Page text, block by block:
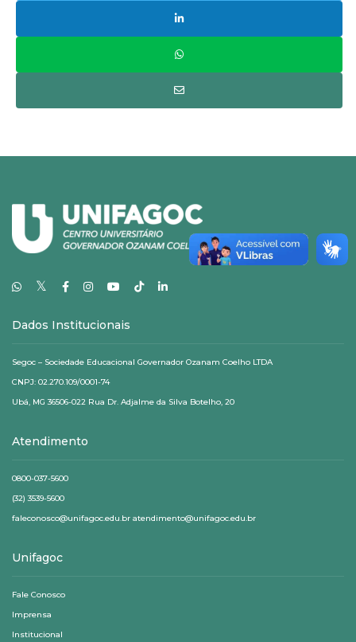
𝕏
Dados Institucionais
Segoc – Sociedade Educacional Governador Ozanam Coelho LTDA
CNPJ: 02.270.109/0001-74
Ubá, MG 36506-022 Rua Dr. Adjalme da Silva Botelho, 20
Atendimento
0800-037-5600
(32) 3539-5600
faleconosco@unifagoc.edu.br atendimento@unifagoc.edu.br
Unifagoc
Fale Conosco
Imprensa
Institucional